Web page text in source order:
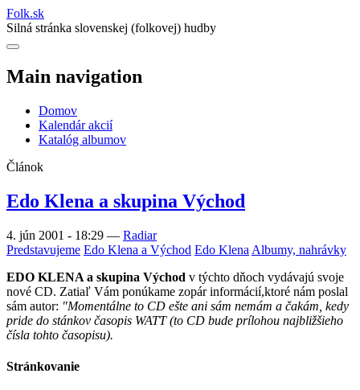
Folk.sk
Silná stránka slovenskej (folkovej) hudby
Main navigation
Domov
Kalendár akcií
Katalóg albumov
Článok
Edo Klena a skupina Východ
4. jún 2001 - 18:29 — Radiar
Predstavujeme Edo Klena a Východ Edo Klena Albumy, nahrávky
EDO KLENA a skupina Východ v týchto dňoch vydávajú svoje
nové CD. Zatiaľ Vám ponúkame zopár informácií,ktoré nám poslal
sám autor: "Momentálne to CD ešte ani sám nemám a čakám, kedy
pride do stánkov časopis WATT (to CD bude prílohou najbližšieho
čísla tohto časopisu).
Stránkovanie